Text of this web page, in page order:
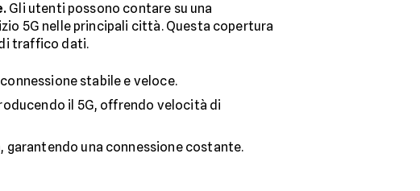
Gli utenti possono contare su una
5G nelle principali città. Questa copertura
traffico dati.
stabile e veloce.
il 5G, offrendo velocità di
garantendo una connessione costante.